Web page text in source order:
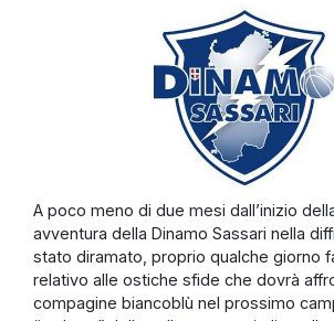
A poco meno di due mesi dall’inizio
avventura della Dinamo Sassari nella
stato diramato, proprio qualche giorno
relativo alle ostiche sfide che dovrà
compagine biancoblù nel prossimo